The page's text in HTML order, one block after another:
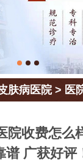
肤病医院> 医
院收费怎么
谱 广获好评